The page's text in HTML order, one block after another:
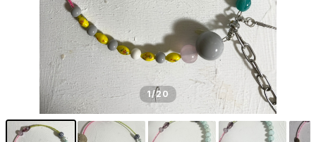
1/20